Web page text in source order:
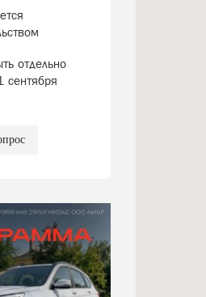
отдельно
сентября